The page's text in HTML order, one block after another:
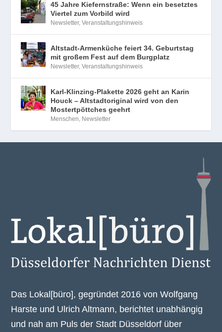
45 Jahre Kiefernstraße: Wenn ein besetztes
Viertel zum Vorbild wird
Newsletter,Veranstaltungshinweis
Altstadt-Armenküche feiert 34. Geburtstag
mit großem Fest auf dem Burgplatz
Newsletter,Veranstaltungshinweis
Karl-Klinzing-Plakette 2026 geht an Karin
Houck – Altstadtoriginal wird von den
Mostertpöttches geehrt
Menschen, Newsletter
Das Lokal[büro], gegründet 2016 von Wolfgang
Harste und Ulrich Altmann, berichtet unabhängig
und nah am Puls der Stadt Düsseldorf über